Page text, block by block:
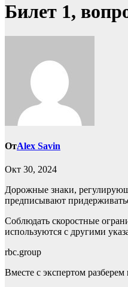
Билет 1,
ОтAlex Savin
Окт 30, 2024
Дорожные знаки,
предписывают
Соблюдать скоростные
используются с другими
rbc.group
Вместе с экспертом